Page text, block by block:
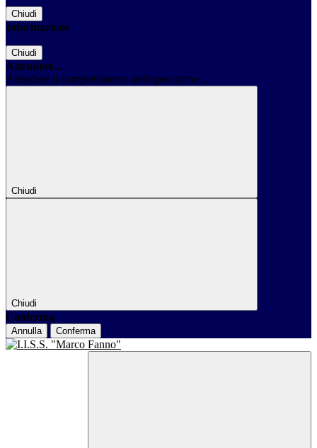
Chiudi
Informazione
Chiudi
Attendere...
Attendere il completamento dell'operazione...
Chiudi
Chiudi
Conferma
Annulla Conferma